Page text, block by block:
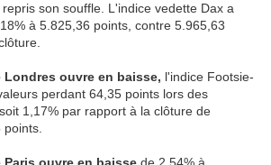
son souffle. L'indice vedette Dax a
à 5.825,36 points, contre 5.965,63
Londres ouvre en baisse, l'indice Footsie-
perdant 64,35 points lors des
1,17% par rapport à la clôture de
points.